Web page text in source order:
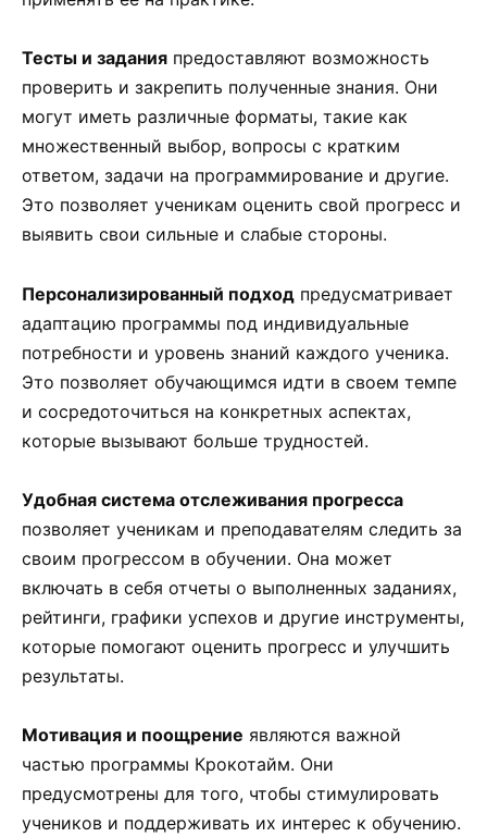
Тесты и задания предоставляют возможность
проверить и закрепить полученные знания. Они
могут иметь различные форматы, такие как
множественный выбор, вопросы с кратким
ответом, задачи на программирование и другие.
Это позволяет ученикам оценить свой прогресс и
выявить свои сильные и слабые стороны.
Персонализированный подход предусматривает
адаптацию программы под индивидуальные
потребности и уровень знаний каждого ученика.
Это позволяет обучающимся идти в своем темпе
и сосредоточиться на конкретных аспектах,
которые вызывают больше трудностей.
Удобная система отслеживания прогресса
позволяет ученикам и преподавателям следить за
своим прогрессом в обучении. Она может
включать в себя отчеты о выполненных заданиях,
рейтинги, графики успехов и другие инструменты,
которые помогают оценить прогресс и улучшить
результаты.
Мотивация и поощрение являются важной
частью программы Крокотайм. Они
предусмотрены для того, чтобы стимулировать
учеников и поддерживать их интерес к обучению.